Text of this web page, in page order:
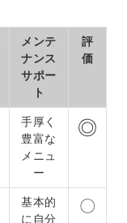
メンテ
ナンス
サポー
ト
評
価
手厚く
豊富な
メニュ
ー
◎
基本的
に自分
〇